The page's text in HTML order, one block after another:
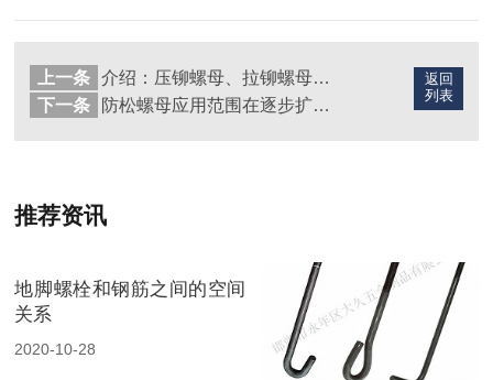
返回
列表
上一条
介绍：压铆螺母、拉铆螺母、涨铆螺母
下一条
防松螺母应用范围在逐步扩大|螺母厂家
推荐资讯
地脚螺栓和钢筋之间的空间
关系
2020-10-28